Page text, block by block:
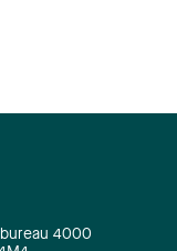
bureau 4000